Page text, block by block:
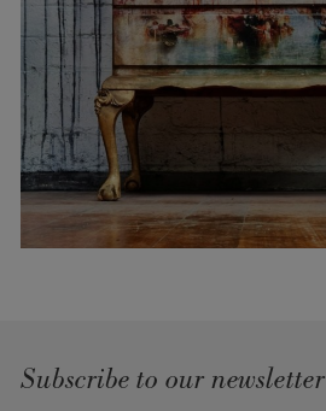
Subscribe to our newsletter